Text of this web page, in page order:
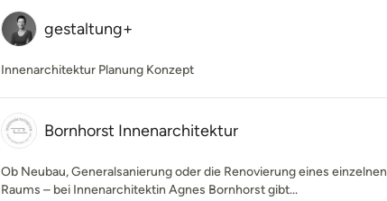
gestaltung+
Innenarchitektur Planung Konzept
Bornhorst Innenarchitektur
Ob Neubau, Generalsanierung oder die Renovierung eines einzelnen
Raums – bei Innenarchitektin Agnes Bornhorst gibt...